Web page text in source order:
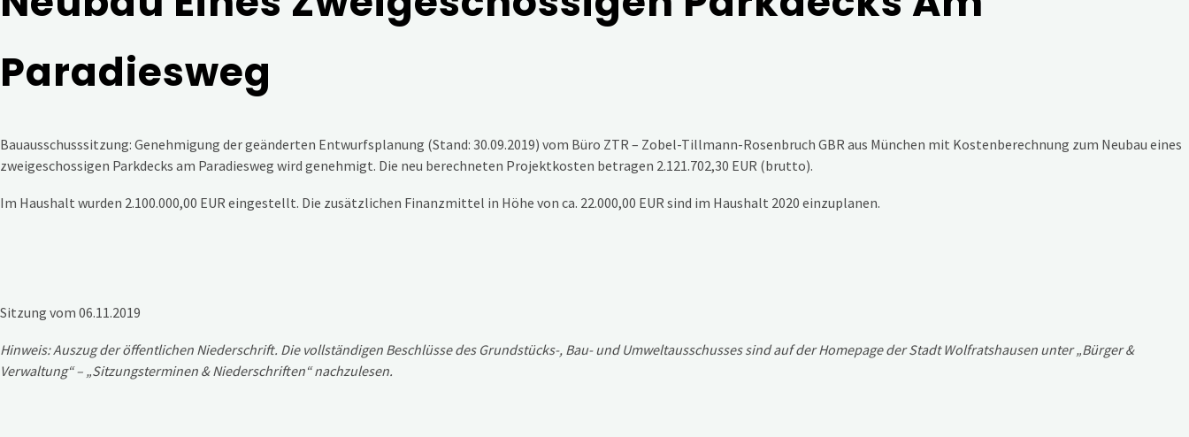
Paradiesweg
Bauausschusssitzung: Genehmigung der geänderten Entwurfsplanung (Stand: 30.09.2019) vom Büro ZTR – Zobel-Tillmann-Rosenbruch GBR aus München mit Kostenberechnung zum Neubau eines
zweigeschossigen Parkdecks am Paradiesweg wird genehmigt. Die neu berechneten Projektkosten betragen 2.121.702,30 EUR (brutto).
Im Haushalt wurden 2.100.000,00 EUR eingestellt. Die zusätzlichen Finanzmittel in Höhe von ca. 22.000,00 EUR sind im Haushalt 2020 einzuplanen.
Sitzung vom 06.11.2019
Hinweis: Auszug der öffentlichen Niederschrift. Die vollständigen Beschlüsse des Grundstücks-, Bau- und Umweltausschusses sind auf der Homepage der Stadt Wolfratshausen unter „Bürger &
Verwaltung“ – „Sitzungsterminen & Niederschriften“ nachzulesen.